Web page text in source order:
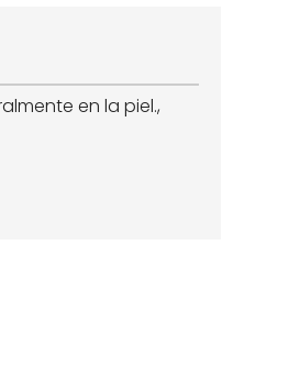
en la piel.,